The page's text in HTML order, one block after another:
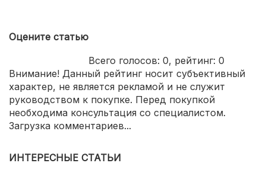
Оцените статью
Всего голосов: 0, рейтинг: 0
Внимание! Данный рейтинг носит субъективный
характер, не является рекламой и не служит
руководством к покупке. Перед покупкой
необходима консультация со специалистом.
Загрузка комментариев...
ИНТЕРЕСНЫЕ СТАТЬИ